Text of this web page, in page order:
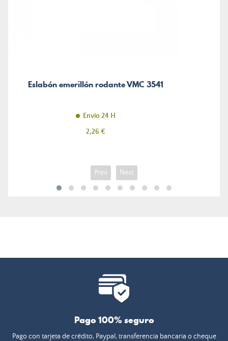
Eslabón emerillón rodante VMC 3541
Envío 24 H
Precio
2,26 €
Prev Next
Pago 100% seguro
Pago con tarjeta de crédito, Paypal, transferencia bancaria o cheque